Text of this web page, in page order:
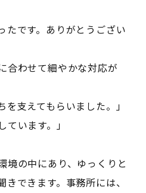
たです。ありがとうござい
合わせて細やかな対応が
を支えてもらいました。」
ています。」
境の中にあり、ゆっくりと
できます。事務所には、